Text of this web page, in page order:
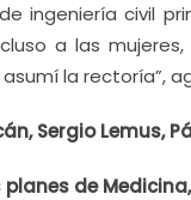
ingeniería civil
a las
la rectoría”,
Sergio Lemus,
de